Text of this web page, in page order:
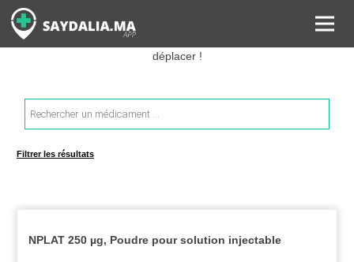
Rechercher les informations sur vos médicaments, leurs prix et
estimer ainsi le coût total de votre ordonnance, sans vous
déplacer !
Recherche
de
produits
Filtrer les résultats
NPLAT 250 µg, Poudre pour solution injectable